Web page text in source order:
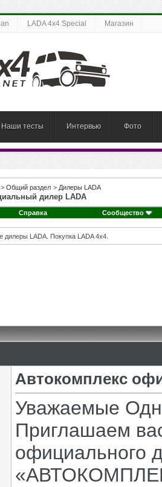
LADA 4x4 Special Магазин
Наши тесты Интервью Фото
> Общий раздел > Дилеры LADA
дилер LADA
Справка Сообщество
LADA. Покупка LADA 4x4.
Автокомплекс
Уважаемые
Приглашаем
официального